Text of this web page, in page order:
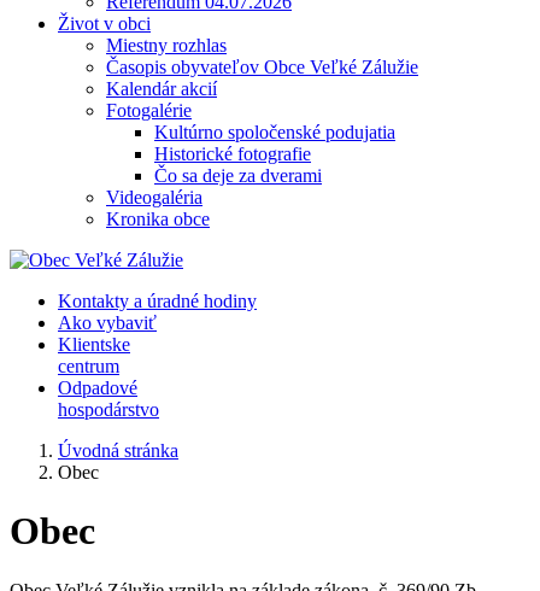
Život v obci
Miestny rozhlas
Časopis obyvateľov Obce Veľké Zálužie
Kalendár akcií
Fotogalérie
Kultúrno spoločenské podujatia
Historické fotografie
Čo sa deje za dverami
Videogaléria
Kronika obce
Kontakty a úradné hodiny
Ako vybaviť
Klientske
centrum
Odpadové
hospodárstvo
Úvodná stránka
Obec
Obec